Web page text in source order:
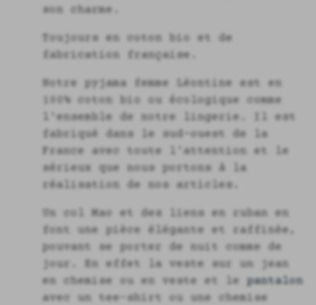
son charme.
Toujours en coton bio et de
fabrication française.
Notre pyjama femme Léontine est en
100% coton bio ou écologique comme
l'ensemble de notre lingerie. Il est
fabriqué dans le sud-ouest de la
France avec toute l'attention et le
sérieux que nous portons à la
réalisation de nos articles.
Un col Mao et des liens en ruban en
font une pièce élégante et raffinée,
pouvant se porter de nuit comme de
jour. En effet la veste sur un jean
en chemise ou en veste et le pantalon
avec un tee-shirt ou une chemise